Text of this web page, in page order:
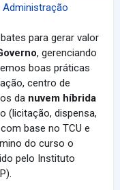
Administração
para gerar valor
, gerenciando
boas práticas
centro de
da nuvem híbrida
(licitação, dispensa,
base no TCU e
do curso o
pelo Instituto